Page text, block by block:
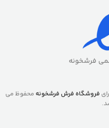
فرشخونه
فروشگاه فرش فرشخونه محفوظ می